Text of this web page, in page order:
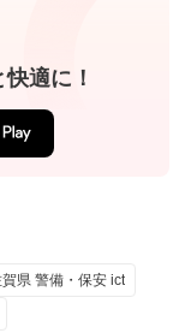
適に！
県 警備・保安 ict